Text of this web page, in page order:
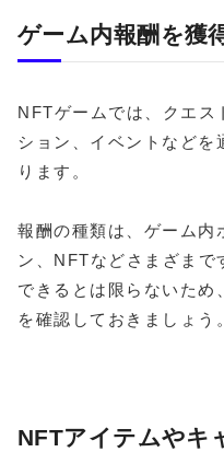
ゲーム内報酬を獲
NFTゲームでは、クエス
ション、イベントなどを
ります。
報酬の種類は、ゲーム内
ン、NFTなどさまざまで
できるとは限らないため
を確認しておきましょう。
NFTアイテムやキ